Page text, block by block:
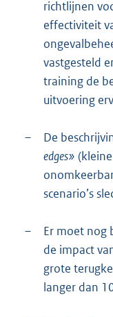
richtlijnen
effectiviteit
vastgesteld
training de
uitvoering
– De
edges»
scenario’s
–
Er moet nog
de impact
grote
langer dan